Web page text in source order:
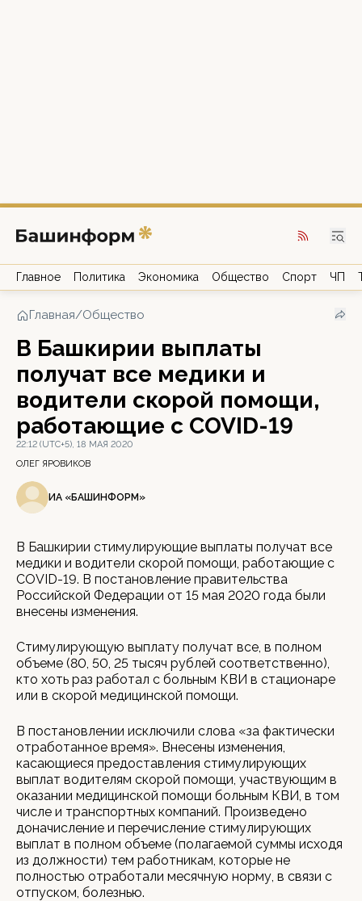
Главное Политика Экономика Общество Спорт ЧП
Главная/Общество
В Башкирии выплаты
получат все медики и
водители скорой помощи,
работающие с COVID-19
22:12 (UTC+5), 18 МАЯ 2020
ОЛЕГ ЯРОВИКОВ
ИА «БАШИНФОРМ»
В Башкирии стимулирующие выплаты получат все
медики и водители скорой помощи, работающие с
COVID-19. В постановление правительства
Российской Федерации от 15 мая 2020 года были
внесены изменения.
Стимулирующую выплату получат все, в полном
объеме (80, 50, 25 тысяч рублей соответственно),
кто хоть раз работал с больным КВИ в стационаре
или в скорой медицинской помощи.
В постановлении исключили слова «за фактически
отработанное время». Внесены изменения,
касающиеся предоставления стимулирующих
выплат водителям скорой помощи, участвующим в
оказании медицинской помощи больным КВИ, в том
числе и транспортных компаний. Произведено
доначисление и перечисление стимулирующих
выплат в полном объеме (полагаемой суммы исходя
из должности) тем работникам, которые не
полностью отработали месячную норму, в связи с
отпуском, болезнью.